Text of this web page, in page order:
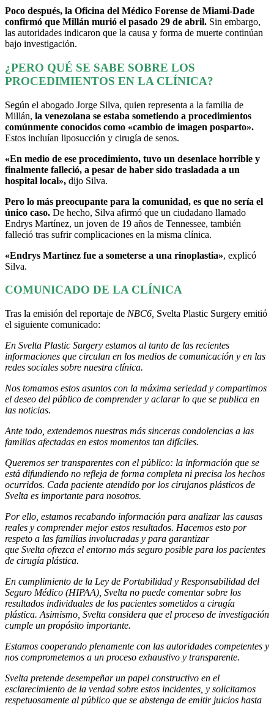
Poco después, la Oficina del Médico Forense de Miami-Dade
confirmó que Millán murió el pasado 29 de abril. Sin embargo,
las autoridades indicaron que la causa y forma de muerte continúan
bajo investigación.
¿PERO QUÉ SE SABE SOBRE LOS
PROCEDIMIENTOS EN LA CLÍNICA?
Según el abogado Jorge Silva, quien representa a la familia de
Millán, la venezolana se estaba sometiendo a procedimientos
comúnmente conocidos como «cambio de imagen posparto».
Estos incluían liposucción y cirugía de senos.
«En medio de ese procedimiento, tuvo un desenlace horrible y
finalmente falleció, a pesar de haber sido trasladada a un
hospital local», dijo Silva.
Pero lo más preocupante para la comunidad, es que no sería el
único caso. De hecho, Silva afirmó que un ciudadano llamado
Endrys Martínez, un joven de 19 años de Tennessee, también
falleció tras sufrir complicaciones en la misma clínica.
«Endrys Martínez fue a someterse a una rinoplastia», explicó
Silva.
COMUNICADO DE LA CLÍNICA
Tras la emisión del reportaje de NBC6, Svelta Plastic Surgery emitió
el siguiente comunicado:
En Svelta Plastic Surgery estamos al tanto de las recientes
informaciones que circulan en los medios de comunicación y en las
redes sociales sobre nuestra clínica.
Nos tomamos estos asuntos con la máxima seriedad y compartimos
el deseo del público de comprender y aclarar lo que se publica en
las noticias.
Ante todo, extendemos nuestras más sinceras condolencias a las
familias afectadas en estos momentos tan difíciles.
Queremos ser transparentes con el público: la información que se
está difundiendo no refleja de forma completa ni precisa los hechos
ocurridos. Cada paciente atendido por los cirujanos plásticos de
Svelta es importante para nosotros.
Por ello, estamos recabando información para analizar las causas
reales y comprender mejor estos resultados. Hacemos esto por
respeto a las familias involucradas y para garantizar
que Svelta ofrezca el entorno más seguro posible para los pacientes
de cirugía plástica.
En cumplimiento de la Ley de Portabilidad y Responsabilidad del
Seguro Médico (HIPAA), Svelta no puede comentar sobre los
resultados individuales de los pacientes sometidos a cirugía
plástica. Asimismo, Svelta considera que el proceso de investigación
cumple un propósito importante.
Estamos cooperando plenamente con las autoridades competentes y
nos comprometemos a un proceso exhaustivo y transparente.
Svelta pretende desempeñar un papel constructivo en el
esclarecimiento de la verdad sobre estos incidentes, y solicitamos
respetuosamente al público que se abstenga de emitir juicios hasta